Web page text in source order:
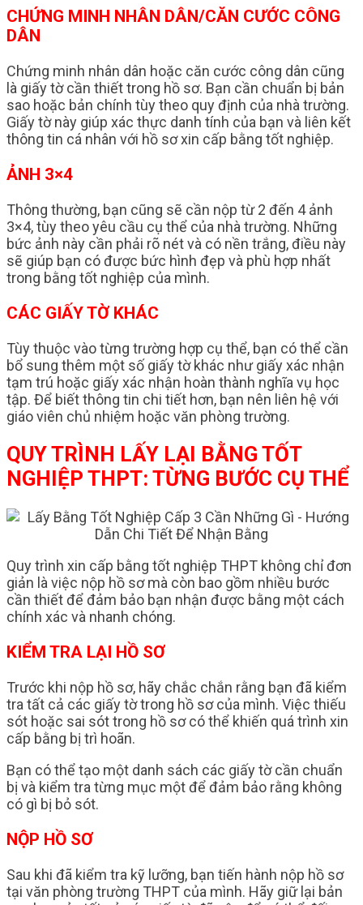
CHỨNG MINH NHÂN DÂN/CĂN CƯỚC CÔNG
DÂN
Chứng minh nhân dân hoặc căn cước công dân cũng
là giấy tờ cần thiết trong hồ sơ. Bạn cần chuẩn bị bản
sao hoặc bản chính tùy theo quy định của nhà trường.
Giấy tờ này giúp xác thực danh tính của bạn và liên kết
thông tin cá nhân với hồ sơ xin cấp bằng tốt nghiệp.
ẢNH 3×4
Thông thường, bạn cũng sẽ cần nộp từ 2 đến 4 ảnh
3×4, tùy theo yêu cầu cụ thể của nhà trường. Những
bức ảnh này cần phải rõ nét và có nền trắng, điều này
sẽ giúp bạn có được bức hình đẹp và phù hợp nhất
trong bằng tốt nghiệp của mình.
CÁC GIẤY TỜ KHÁC
Tùy thuộc vào từng trường hợp cụ thể, bạn có thể cần
bổ sung thêm một số giấy tờ khác như giấy xác nhận
tạm trú hoặc giấy xác nhận hoàn thành nghĩa vụ học
tập. Để biết thông tin chi tiết hơn, bạn nên liên hệ với
giáo viên chủ nhiệm hoặc văn phòng trường.
QUY TRÌNH LẤY LẠI BẰNG TỐT
NGHIỆP THPT: TỪNG BƯỚC CỤ THỂ
Quy trình xin cấp bằng tốt nghiệp THPT không chỉ đơn
giản là việc nộp hồ sơ mà còn bao gồm nhiều bước
cần thiết để đảm bảo bạn nhận được bằng một cách
chính xác và nhanh chóng.
KIỂM TRA LẠI HỒ SƠ
Trước khi nộp hồ sơ, hãy chắc chắn rằng bạn đã kiểm
tra tất cả các giấy tờ trong hồ sơ của mình. Việc thiếu
sót hoặc sai sót trong hồ sơ có thể khiến quá trình xin
cấp bằng bị trì hoãn.
Bạn có thể tạo một danh sách các giấy tờ cần chuẩn
bị và kiểm tra từng mục một để đảm bảo rằng không
có gì bị bỏ sót.
NỘP HỒ SƠ
Sau khi đã kiểm tra kỹ lưỡng, bạn tiến hành nộp hồ sơ
tại văn phòng trường THPT của mình. Hãy giữ lại bản